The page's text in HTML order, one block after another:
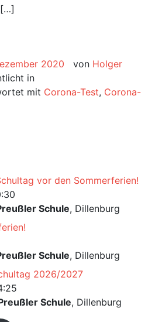
2020 von Holger
in
mit Corona-Test, Corona-
vor den Sommerferien!
Schule, Dillenburg
Schule, Dillenburg
2026/2027
Schule, Dillenburg